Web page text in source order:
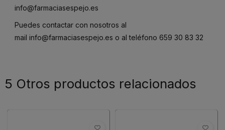
info@farmaciasespejo.es
Puedes contactar con nosotros al
mail info@farmaciasespejo.es o al teléfono 659 30 83 32
5 Otros productos relacionados